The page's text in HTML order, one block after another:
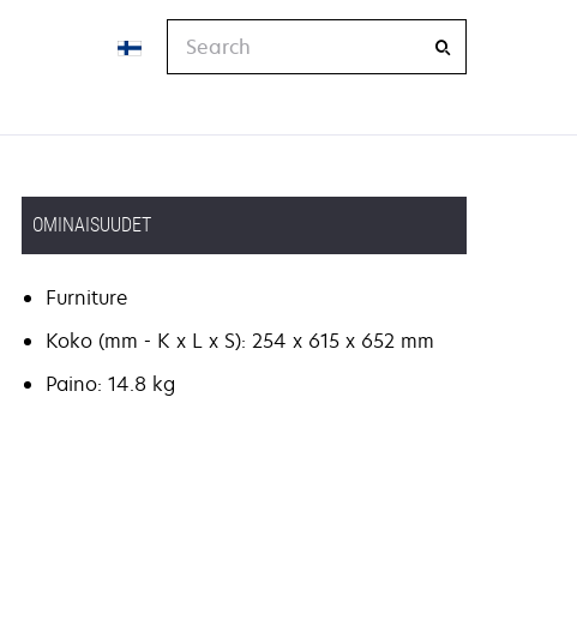
OMINAISUUDET
Furniture
Koko (mm - K x L x S): 254 x 615 x 652 mm
Paino: 14.8 kg